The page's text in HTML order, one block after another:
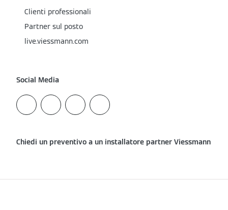
Clienti professionali
Partner sul posto
live.viessmann.com
Social Media
Chiedi un preventivo a un installatore partner Viessmann